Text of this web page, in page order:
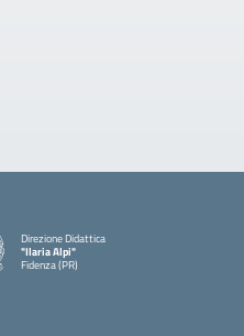
Direzione Didattica
"Ilaria Alpi"
Fidenza (PR)